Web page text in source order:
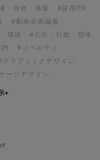
・自然・漁業
#採用PR
#動画企画編集
環境
#公共・行政・団体
#ノベルティ
グラフィックデザイン
ージデザイン
+